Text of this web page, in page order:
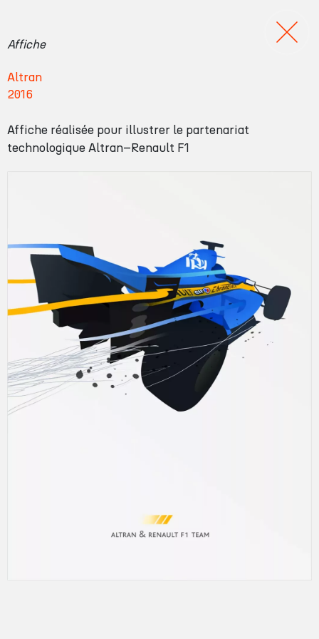
A
t
a
n
Affiche
Altran
2016
Affiche réalisée pour illustrer le partenariat
technologique Altran–Renault F1